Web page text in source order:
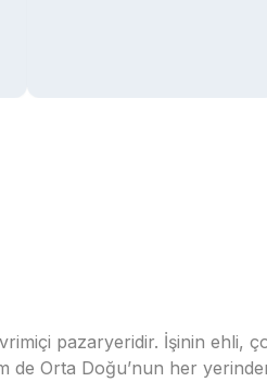
pazaryeridir. İşinin ehli,
Orta Doğu’nun her yerinden